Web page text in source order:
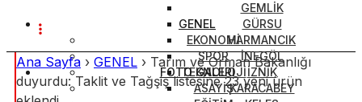
GEMLİK
GÜRSU
HARMANCIK
İNEGÖL
İZNİK
KARACABEY
GENEL
EKONOMİ
SPOR
TEKNOLOJİ
ASAYİŞ
FOTO GALERİ
Ana Sayfa › GENEL › Tarım ve Orman Bakanlığı
duyurdu: Taklit ve Tağşiş listesine 23 yeni ürün